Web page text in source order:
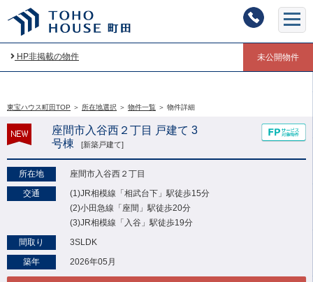
HP非掲載の物件 未公開物件
東宝ハウス町田TOP ＞ 所在地選択 ＞ 物件一覧 ＞ 物件詳細
座間市入谷西２丁目 戸建て 3
号棟
[新築戸建て]
所在地
座間市入谷西２丁目
交通
(1)JR相模線「相武台下」駅徒歩15分
(2)小田急線「座間」駅徒歩20分
(3)JR相模線「入谷」駅徒歩19分
間取り
3SLDK
築年
2026年05月